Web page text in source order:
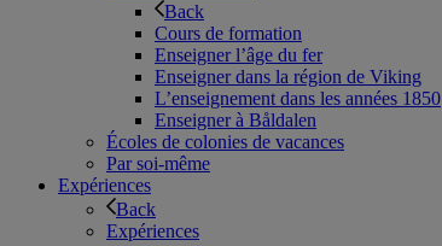
Back
Cours de formation
Enseigner l’âge du fer
Enseigner dans la région de Viking
L’enseignement dans les années 1850
Enseigner à Båldalen
Écoles de colonies de vacances
Par soi-même
Expériences
Back
Expériences